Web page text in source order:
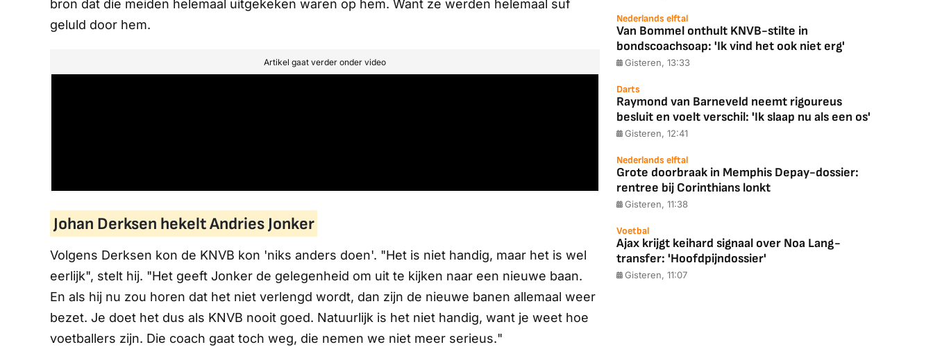
bron dat die meiden helemaal uitgekeken waren op hem. Want ze werden helemaal suf
geluld door hem.
Artikel gaat verder onder video
Johan Derksen hekelt Andries Jonker
Volgens Derksen kon de KNVB kon 'niks anders doen'. "Het is niet handig, maar het is wel
eerlijk", stelt hij. "Het geeft Jonker de gelegenheid om uit te kijken naar een nieuwe baan.
En als hij nu zou horen dat het niet verlengd wordt, dan zijn de nieuwe banen allemaal weer
bezet. Je doet het dus als KNVB nooit goed. Natuurlijk is het niet handig, want je weet hoe
voetballers zijn. Die coach gaat toch weg, die nemen we niet meer serieus."
Nederlands elftal
Van Bommel onthult KNVB-stilte in
bondscoachsoap: 'Ik vind het ook niet erg'
Gisteren, 13:33
Darts
Raymond van Barneveld neemt rigoureus
besluit en voelt verschil: 'Ik slaap nu als een os'
Gisteren, 12:41
Nederlands elftal
Grote doorbraak in Memphis Depay-dossier:
rentree bij Corinthians lonkt
Gisteren, 11:38
Voetbal
Ajax krijgt keihard signaal over Noa Lang-
transfer: 'Hoofdpijndossier'
Gisteren, 11:07